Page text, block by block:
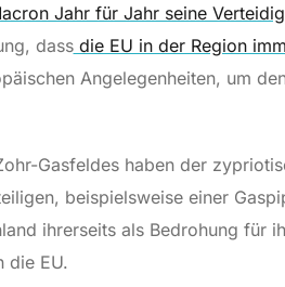
Jahr für Jahr seine
dassdie EU in der Region
Angelegenheiten, um
Gasfeldes haben der
beispielsweise einer
ihrerseits als Bedrohung für
die EU.